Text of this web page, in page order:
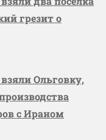
грезит о
Ольговку,
с Ираном